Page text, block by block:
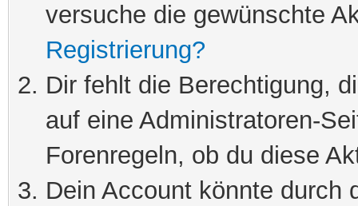
versuche die gewünschte
Registrierung?
Dir fehlt die Berechtigung,
auf eine Administratoren-
Forenregeln, ob du diese
Dein Account könnte durch